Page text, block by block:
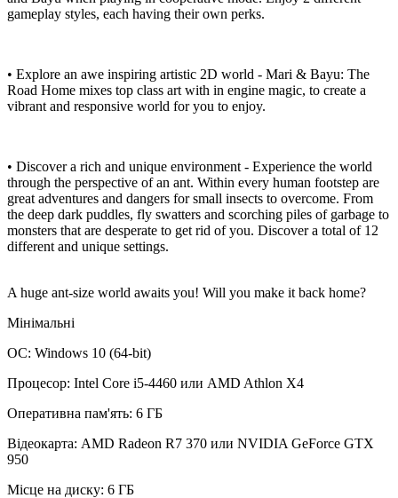
gameplay styles, each having their own perks.
• Explore an awe inspiring artistic 2D world - Mari & Bayu: The
Road Home mixes top class art with in engine magic, to create a
vibrant and responsive world for you to enjoy.
• Discover a rich and unique environment - Experience the world
through the perspective of an ant. Within every human footstep are
great adventures and dangers for small insects to overcome. From
the deep dark puddles, fly swatters and scorching piles of garbage to
monsters that are desperate to get rid of you. Discover a total of 12
different and unique settings.
A huge ant-size world awaits you! Will you make it back home?
Мінімальні
ОС: Windows 10 (64-bit)
Процесор: Intel Core i5-4460 или AMD Athlon X4
Оперативна пам'ять: 6 ГБ
Відеокарта: AMD Radeon R7 370 или NVIDIA GeForce GTX
950
Місце на диску: 6 ГБ